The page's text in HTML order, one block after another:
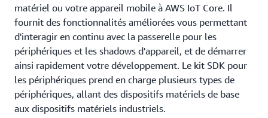
matériel ou votre appareil mobile à AWS IoT Core. Il
fournit des fonctionnalités améliorées vous permettant
d'interagir en continu avec la passerelle pour les
périphériques et les shadows d'appareil, et de démarrer
ainsi rapidement votre développement. Le kit SDK pour
les périphériques prend en charge plusieurs types de
périphériques, allant des dispositifs matériels de base
aux dispositifs matériels industriels.